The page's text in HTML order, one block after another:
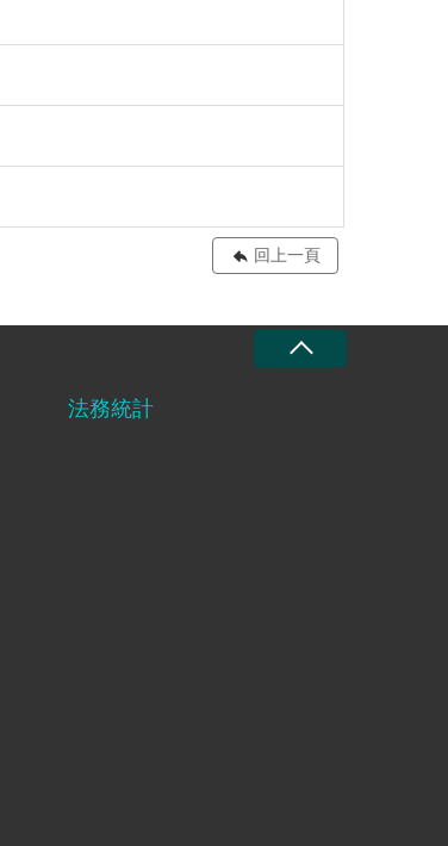
回上一頁
法務統計